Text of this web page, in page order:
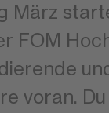
März
FOM
voran.